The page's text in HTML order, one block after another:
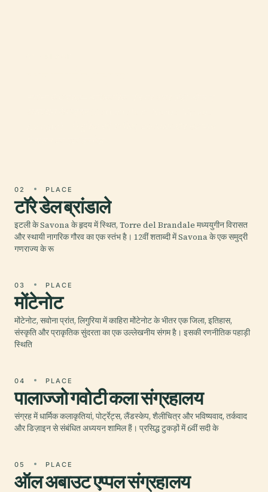
02 PLACE
टॉरे डेल ब्रांडाले
इटली के Savona के हृदय में स्थित, Torre del Brandale मध्ययुगीन विरासत
और स्थायी नागरिक गौरव का एक स्तंभ है। 12वीं शताब्दी में Savona के एक समुद्री
गणराज्य के रू
03 PLACE
मोंटेनोट
मोंटेनोट, सवोना प्रांत, लिगुरिया में काहिरा मोंटेनोट के भीतर एक जिला, इतिहास,
संस्कृति और प्राकृतिक सुंदरता का एक उल्लेखनीय संगम है। इसकी रणनीतिक पहाड़ी
स्थिति
04 PLACE
पालाज्जो गवोटी कला संग्रहालय
संग्रह में धार्मिक कलाकृतियां, पोर्ट्रेट्स, लैंडस्केप, शैलीचित्र और भविष्यवाद, तर्कवाद
और डिज़ाइन से संबंधित अध्ययन शामिल हैं। प्रसिद्ध टुकड़ों में 6वीं सदी के
05 PLACE
ऑल अबाउट एप्पल संग्रहालय